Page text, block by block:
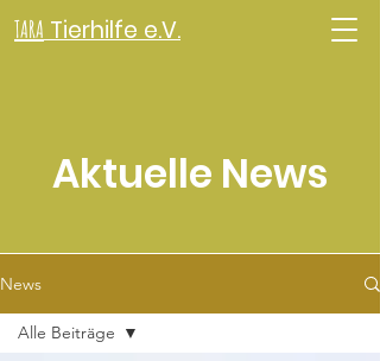
TARA Tierhilfe e.V.
Aktuelle News
News
Alle Beiträge